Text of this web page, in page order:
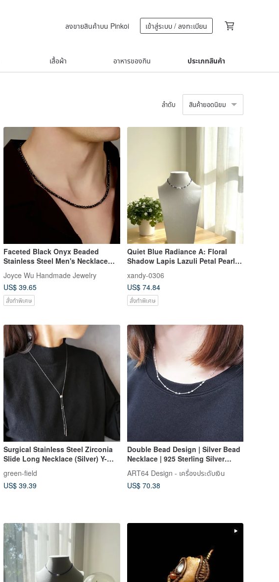
ลงขายสินค้าบน Pinkoi เข้าสู่ระบบ / ลงทะเบียน
เสื้อผ้า อาหารของกิน ประเภทสินค้า
ลำดับ สินค้ายอดนิยม
Faceted Black Onyx Beaded
Stainless Steel Men's Necklace
Joyce Wu Handmade Jewelry
US$ 39.65
สั่งทำพิเศษ
Quiet Blue Radiance A: Floral
Shadow Lapis Lazuli Petal Pearl
Gift
xandy-0306
US$ 74.84
สั่งทำพิเศษ
Surgical Stainless Steel Zirconia
Slide Long Necklace (Silver) Y-
Friendly
green-field
US$ 39.39
Double Bead Design | Silver Bead
Necklace | 925 Sterling Silver
Necklace | Necklace for Women |
Accent Chain | Beaded Chain |
Pearl Chain
ART64 Design - เครื่องประดับเงิน
US$ 70.38